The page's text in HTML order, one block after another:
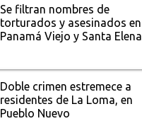
Se filtran nombres de
torturados y asesinados en
Panamá Viejo y Santa Elena
Doble crimen estremece a
residentes de La Loma, en
Pueblo Nuevo